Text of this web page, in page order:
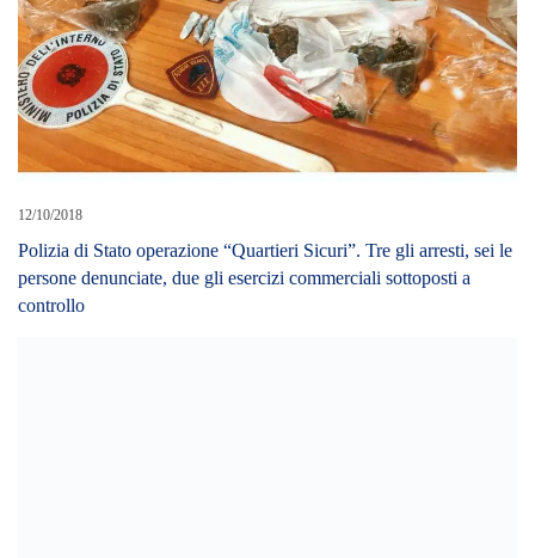
12/10/2018
Polizia di Stato operazione “Quartieri Sicuri”. Tre gli arresti, sei le
persone denunciate, due gli esercizi commerciali sottoposti a
controllo